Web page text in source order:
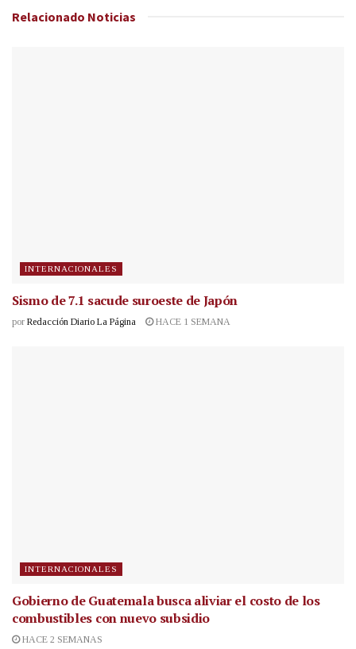
Relacionado Noticias
INTERNACIONALES
Sismo de 7.1 sacude suroeste de Japón
por Redacción Diario La Página HACE 1 SEMANA
INTERNACIONALES
Gobierno de Guatemala busca aliviar el costo de los
combustibles con nuevo subsidio
HACE 2 SEMANAS